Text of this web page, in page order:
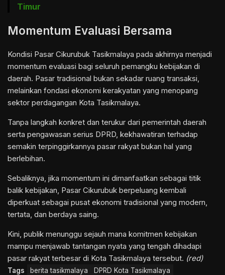
Timur
Momentum Evaluasi Bersama
Kondisi Pasar Cikurubuk Tasikmalaya pada akhirnya menjadi
momentum evaluasi bagi seluruh pemangku kebijakan di
daerah. Pasar tradisional bukan sekadar ruang transaksi,
melainkan fondasi ekonomi kerakyatan yang menopang
sektor perdagangan Kota Tasikmalaya.
Tanpa langkah konkret dan terukur dari pemerintah daerah
serta pengawasan serius DPRD, kekhawatiran terhadap
semakin terpinggirkannya pasar rakyat bukan hal yang
berlebihan.
Sebaliknya, jika momentum ini dimanfaatkan sebagai titik
balik kebijakan, Pasar Cikurubuk berpeluang kembali
diperkuat sebagai pusat ekonomi tradisional yang modern,
tertata, dan berdaya saing.
Kini, publik menunggu sejauh mana komitmen kebijakan
mampu menjawab tantangan nyata yang tengah dihadapi
pasar rakyat terbesar di Kota Tasikmalaya tersebut. (red)
Tags berita tasikmalaya
DPRD Kota Tasikmalaya